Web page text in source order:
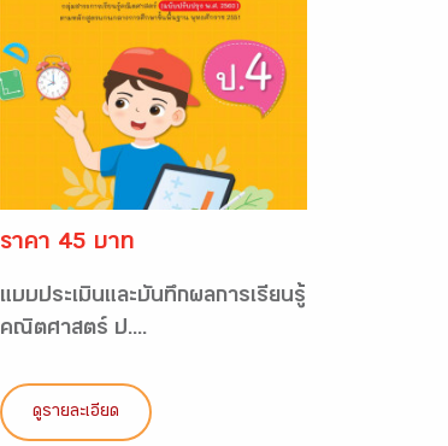
ราคา 45 บาท
แบบประเมินและบันทึกผลการเรียนรู้
คณิตศาสตร์ ป....
ดูรายละเอียด